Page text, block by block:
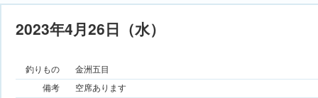
2023年4月26日（水）
釣りもの
金洲五目
備考
空席あります